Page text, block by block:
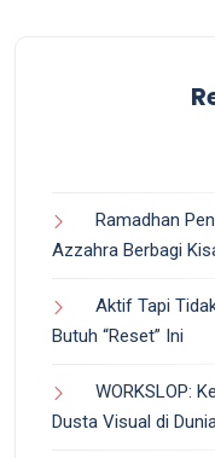
Ramadhan
Azzahra Berbagi
Aktif Tapi
Butuh “Reset” Ini
WORKSLOP:
Dusta Visual di